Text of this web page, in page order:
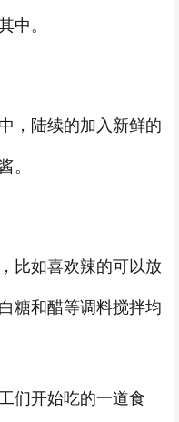
中。
，陆续的加入新鲜的
。
比如喜欢辣的可以放
糖和醋等调料搅拌均
们开始吃的一道食